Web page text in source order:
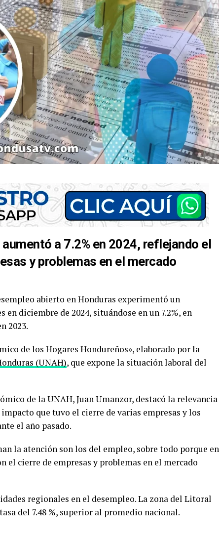
a 7.2% en 2024, reflejando el
y problemas en el mercado
abierto en Honduras experimentó un
diciembre de 2024, situándose en un 7.2%, en
2023.
de los Hogares Hondureños», elaborado por la
(UNAH), que expone la situación laboral del
de la UNAH, Juan Umanzor, destacó la relevancia
que tuvo el cierre de varias empresas y los
el año pasado.
la atención son los del empleo, sobre todo porque en
el cierre de empresas y problemas en el mercado
regionales en el desempleo. La zona del Litoral
del 7.48 %, superior al promedio nacional.